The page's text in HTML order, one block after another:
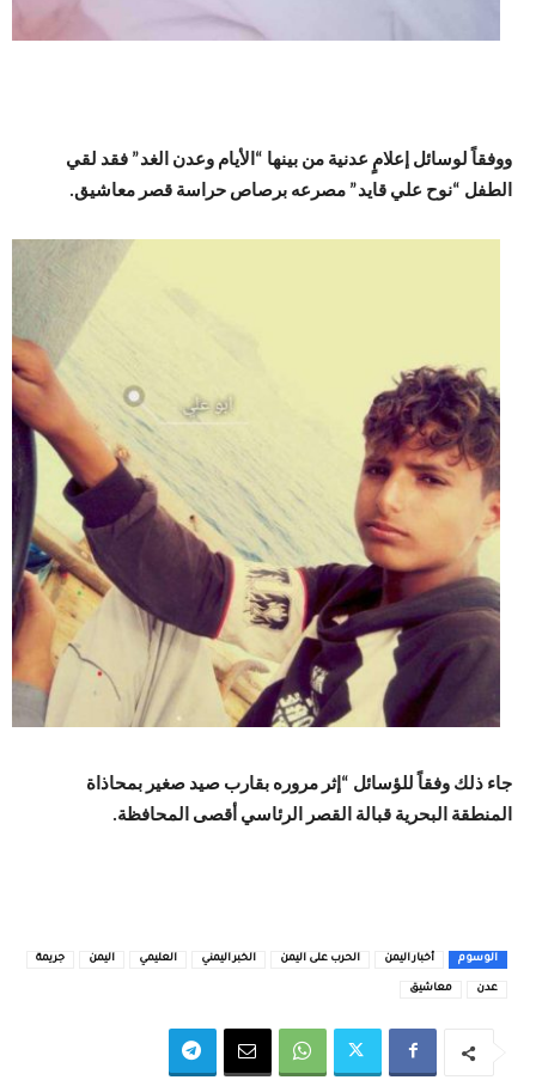
ووفقاً لوسائل إعلامٍ عدنية من بينها “الأيام وعدن الغد” فقد لقي
الطفل “نوح علي قايد” مصرعه برصاص حراسة قصر معاشيق.
جاء ذلك وفقاً للؤسائل “إثر مروره بقارب صيد صغير بمحاذاة
المنطقة البحرية قبالة القصر الرئاسي أقصى المحافظة.
الوسوم أخبار اليمن الحرب على اليمن الخبر اليمني العليمي اليمن جريمة
عدن معاشيق